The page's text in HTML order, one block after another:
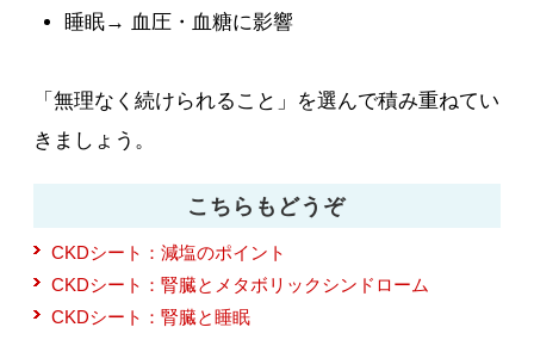
睡眠→ 血圧・血糖に影響
「無理なく続けられること」を選んで積み重ねてい
きましょう。
こちらもどうぞ
CKDシート：減塩のポイント
CKDシート：腎臓とメタボリックシンドローム
CKDシート：腎臓と睡眠